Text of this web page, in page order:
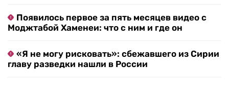
Появилось первое за пять месяцев видео с
Моджтабой Хаменеи: что с ним и где он
«Я не могу рисковать»: сбежавшего из Сирии
главу разведки нашли в России